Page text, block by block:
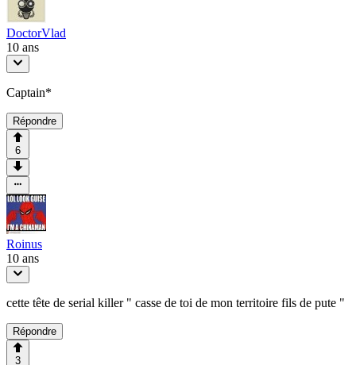
DoctorVlad
10 ans
Captain*
Répondre
6
Roinus
10 ans
cette tête de serial killer " casse de toi de mon territoire fils de pute "
Répondre
3